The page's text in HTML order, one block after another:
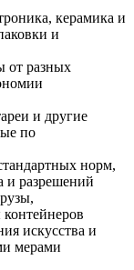
керамика и
и
от разных
и другие
по
норм,
и разрешений
искусства и
мерами